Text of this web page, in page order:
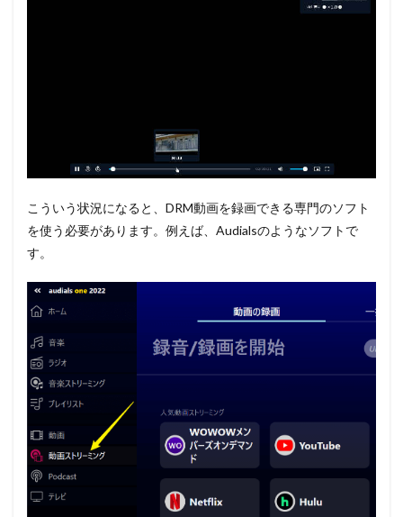
こういう状況になると、DRM動画を録画できる専門のソフト
を使う必要があります。例えば、Audialsのようなソフトで
す。